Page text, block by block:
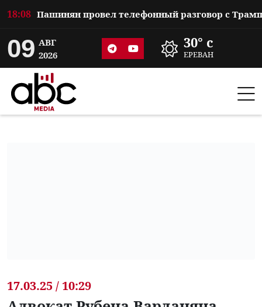
18:08
09 АВГ
2026
30° c
ЕРЕВАН
17.03.25 / 10:29